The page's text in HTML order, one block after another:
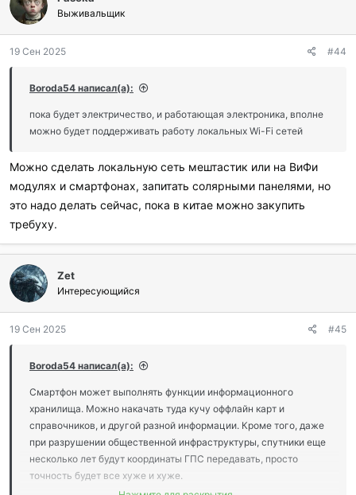
Выживальщик
19 Сен 2025 #44
Boroda54 написал(а):
пока будет электричество, и работающая электроника, вполне
можно будет поддерживать работу локальных Wi-Fi сетей
Можно сделать локальную сеть мештастик или на ВиФи
модулях и смартфонах, запитать солярными панелями, но
это надо делать сейчас, пока в китае можно закупить
требуху.
Zet
Интересующийся
19 Сен 2025 #45
Boroda54 написал(а):
Смартфон может выполнять функции информационного
хранилища. Можно накачать туда кучу оффлайн карт и
справочников, и другой разной информации. Кроме того, даже
при разрушении общественной инфраструктуры, спутники еще
несколько лет будут координаты ГПС передавать, просто
точность будет все хуже и хуже.